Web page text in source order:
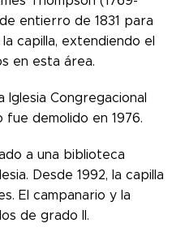
entierro de 1831 para
capilla, extendiendo el
en esta área.
Congregacional
demolido en 1976.
a una biblioteca
Desde 1992, la capilla
El campanario y la
de grado II.